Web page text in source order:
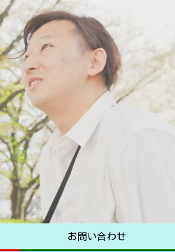
お問い合わせ